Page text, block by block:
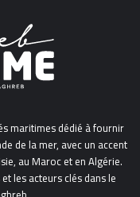
maritimes dédié à fournir
de la mer, avec un accent
au Maroc et en Algérie.
les acteurs clés dans le